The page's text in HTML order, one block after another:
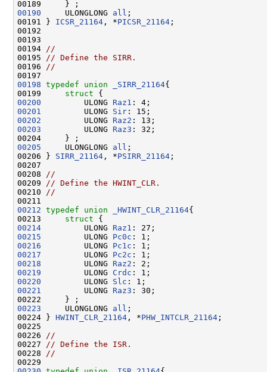
00190
     ULONGLONG
all ;
00191 } ICSR_21164 , *PICSR_21164 ;
00192
00193
00194
//
00195
// Define the SIRR.
00196
//
00198 typedef union _SIRR_21164{
00199 struct
00200
         ULONG
Raz1
00201
         ULONG
Sir
00202
         ULONG
Raz2
00203
         ULONG
Raz3 : 32;
00205
     ULONGLONG
all ;
00206 } SIRR_21164 , *PSIRR_21164 ;
00207
00208
//
00209
// Define the HWINT_CLR.
00210
//
00212 typedef union _HWINT_CLR_21164{
00213 struct
00214
         ULONG
Raz1
00215
         ULONG
Pc0c
00216
         ULONG
Pc1c
00217
         ULONG
Pc2c
00218
         ULONG
Raz2
00219
         ULONG
Crdc
00220
         ULONG
Slc
00221
         ULONG
Raz3 : 30;
00223
     ULONGLONG
all ;
00224 } HWINT_CLR_21164 , *PHW_INTCLR_21164 ;
00225
00226
//
00227
// Define the ISR.
00228
//